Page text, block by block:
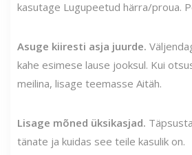
kasutage Lugupeetud härra/proua.
Asuge kiiresti asja juurde.
kahe esimese lause jooksul. Kui
meilina, lisage teemasse Aitäh.
Lisage mõned üksikasjad.
tänate ja kuidas see teile kasulik on.